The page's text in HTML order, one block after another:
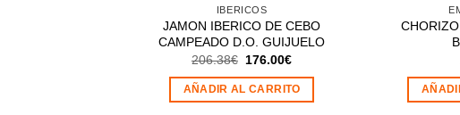
IBERICOS
JAMON IBERICO DE CEBO
CAMPEADO D.O. GUIJUELO
206.38€ El
original
era:
176.00€El
actual
es:
AÑADIR AL CARRITO